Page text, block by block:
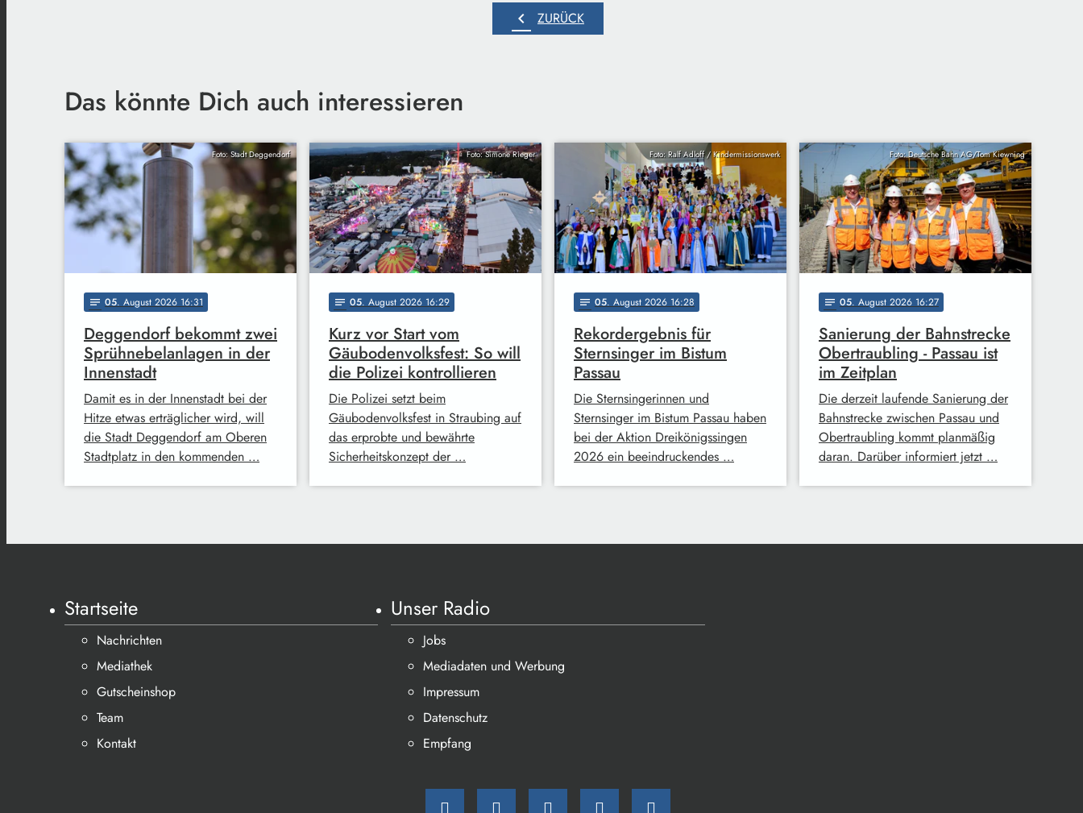
chevron_left ZURÜCK
Das könnte Dich auch interessieren
Foto: Stadt Deggendorf
notes 05. August 2026 16:31
Deggendorf bekommt zwei
Sprühnebelanlagen in der
Innenstadt
Damit es in der Innenstadt bei der
Hitze etwas erträglicher wird, will
die Stadt Deggendorf am Oberen
Stadtplatz in den kommenden …
Foto: Simone Rieger
notes 05. August 2026 16:29
Kurz vor Start vom
Gäubodenvolksfest: So will
die Polizei kontrollieren
Die Polizei setzt beim
Gäubodenvolksfest in Straubing auf
das erprobte und bewährte
Sicherheitskonzept der …
Foto: Ralf Adloff / Kindermissionswerk
notes 05. August 2026 16:28
Rekordergebnis für
Sternsinger im Bistum
Passau
Die Sternsingerinnen und
Sternsinger im Bistum Passau haben
bei der Aktion Dreikönigssingen
2026 ein beeindruckendes …
Foto: Deutsche Bahn AG/Tom Kiewning
notes 05. August 2026 16:27
Sanierung der Bahnstrecke
Obertraubling - Passau ist
im Zeitplan
Die derzeit laufende Sanierung der
Bahnstrecke zwischen Passau und
Obertraubling kommt planmäßig
daran. Darüber informiert jetzt …
Startseite
Nachrichten
Mediathek
Gutscheinshop
Team
Kontakt
Unser Radio
Jobs
Mediadaten und Werbung
Impressum
Datenschutz
Empfang